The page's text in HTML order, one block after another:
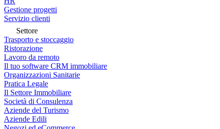
Gestione progetti
Servizio clienti
Settore
Trasporto e stoccaggio
Ristorazione
Lavoro da remoto
Il tuo software CRM immobiliare
Organizzazioni Sanitarie
Pratica Legale
Il Settore Immobiliare
Società di Consulenza
Aziende del Turismo
Aziende Edili